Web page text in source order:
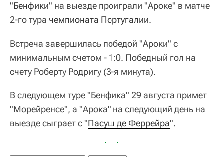
"Бенфики" на выезде проиграли "Ароке" в матче
2-го тура чемпионата Португалии.
Встреча завершилась победой "Ароки" с
минимальным счетом - 1:0. Победный гол на
счету Роберту Родригу (3-я минута).
В следующем туре "Бенфика" 29 августа примет
"Морейренсе", а "Арока" на следующий день на
выезде сыграет с "Пасуш де Феррейра".